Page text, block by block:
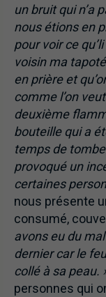
un bruit qui n’a
nous étions en
pour voir ce
voisin ma
en prière et
comme l’on
deuxième
bouteille qui a
temps de
provoqué un
certaines
nous présente
consumé,
avons eu du
dernier car le
collé à sa peau.
personnes qui